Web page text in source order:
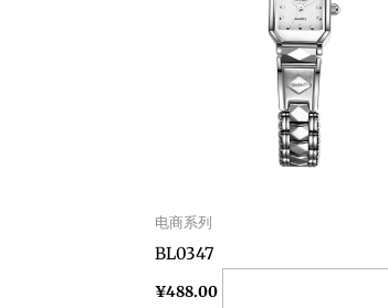
电商系列
BL0347
¥488.00